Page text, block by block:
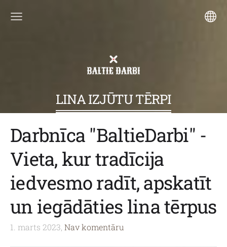
LINA IZJŪTU TĒRPI
Darbnīca "BaltieDarbi" -
Vieta, kur tradīcija
iedvesmo radīt, apskatīt
un iegādāties lina tērpus
1. marts 2023, Nav komentāru